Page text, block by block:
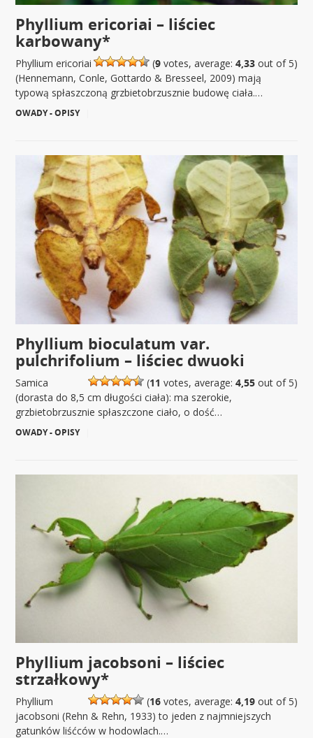
Phyllium ericoriai – liściec
karbowany*
(9votes, average: 4,33out of 5)
Phyllium ericoriai
(Hennemann, Conle, Gottardo & Bresseel, 2009) mają
typową spłaszczoną grzbietobrzusznie budowę ciała.…
OWADY - OPISY
Phyllium bioculatum var.
pulchrifolium – liściec dwuoki
(11 votes, average: 4,55out of 5)
Samica
(dorasta do 8,5 cm długości ciała): ma szerokie,
grzbietobrzusznie spłaszczone ciało, o dość…
OWADY - OPISY
Phyllium jacobsoni – liściec
strzałkowy*
(16votes, average: 4,19out of 5)
Phyllium
jacobsoni (Rehn & Rehn, 1933) to jeden z najmniejszych
gatunków liśćców w hodowlach.…